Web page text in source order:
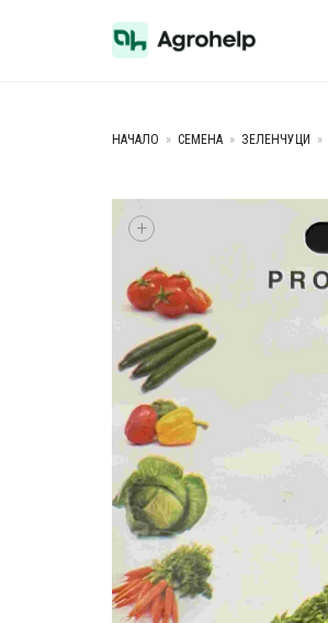
НАЧАЛО » СЕМЕНА » ЗЕЛЕНЧУЦИ »
+